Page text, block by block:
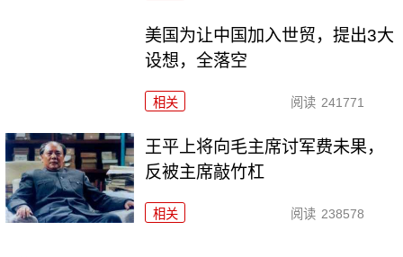
美国为让中国加入世贸，提出3大
设想，全落空
相关 阅读 241771
王平上将向毛主席讨军费未果，
反被主席敲竹杠
相关 阅读 238578